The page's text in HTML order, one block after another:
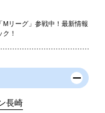
Mリーグ」参戦中！最新情報
！
長崎